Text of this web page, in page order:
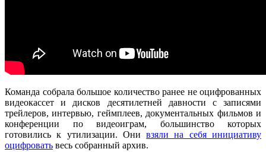
Команда собрала большое количество ранее не оцифрованных
видеокассет и дисков десятилетней давности с записями
трейлеров, интервью, геймплеев, документальных фильмов и
конференции по видеоиграм, большинство которых
готовились к утилизации. Онивзяли на себя инициативу
оцифровать весь собранный архив.